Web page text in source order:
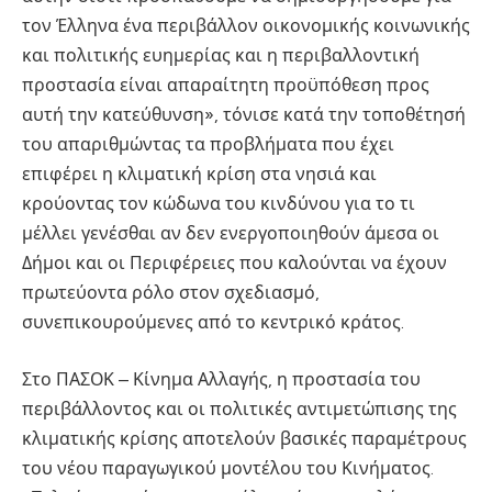
τον Έλληνα ένα περιβάλλον οικονομικής κοινωνικής
και πολιτικής ευημερίας και η περιβαλλοντική
προστασία είναι απαραίτητη προϋπόθεση προς
αυτή την κατεύθυνση», τόνισε κατά την τοποθέτησή
του απαριθμώντας τα προβλήματα που έχει
επιφέρει η κλιματική κρίση στα νησιά και
κρούοντας τον κώδωνα του κινδύνου για το τι
μέλλει γενέσθαι αν δεν ενεργοποιηθούν άμεσα οι
Δήμοι και οι Περιφέρειες που καλούνται να έχουν
πρωτεύοντα ρόλο στον σχεδιασμό,
συνεπικουρούμενες από το κεντρικό κράτος.
Στο ΠΑΣΟΚ – Κίνημα Αλλαγής, η προστασία του
περιβάλλοντος και οι πολιτικές αντιμετώπισης της
κλιματικής κρίσης αποτελούν βασικές παραμέτρους
του νέου παραγωγικού μοντέλου του Κινήματος.